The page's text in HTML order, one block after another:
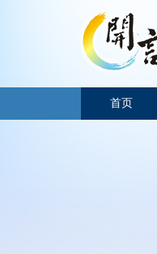
首页